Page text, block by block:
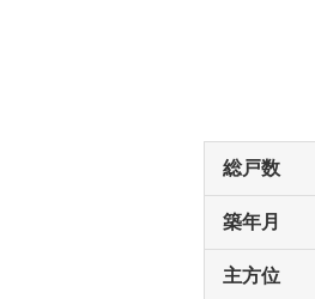
総戸数
築年月
主方位